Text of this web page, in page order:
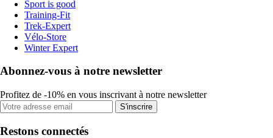
Sport is good
Training-Fit
Trek-Expert
Vélo-Store
Winter Expert
Abonnez-vous à notre newsletter
Profitez de -10% en vous inscrivant à notre newsletter
S'inscrire
Restons connectés